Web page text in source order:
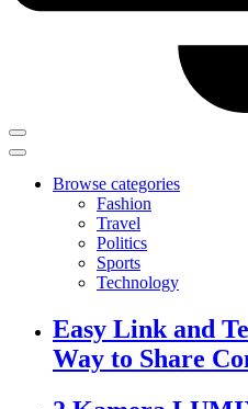
Browse categories
Fashion
Travel
Politics
Sports
Technology
Easy Link and
Way to Share